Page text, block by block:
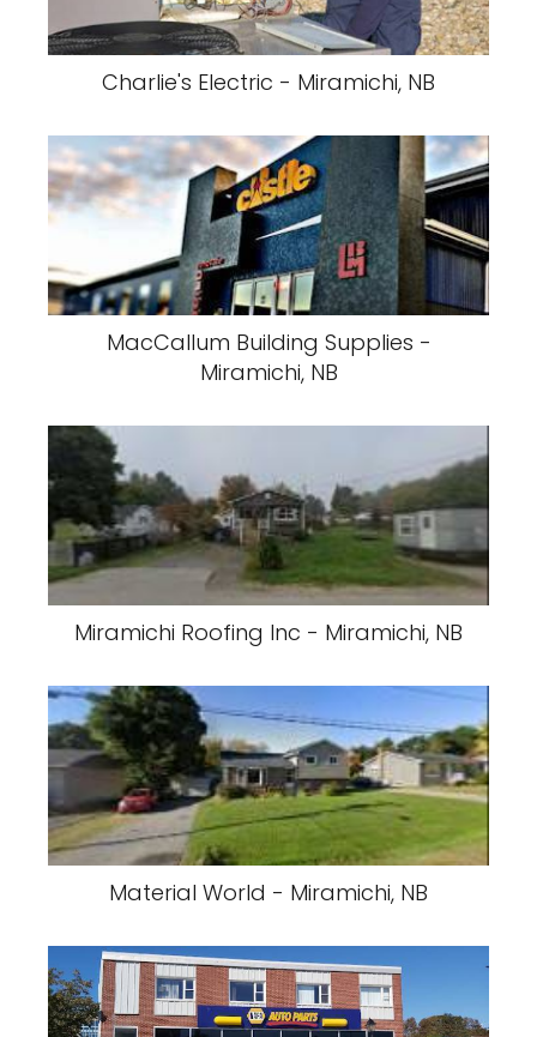
Charlie's Electric - Miramichi, NB
MacCallum Building Supplies -
Miramichi, NB
Miramichi Roofing Inc - Miramichi, NB
Material World - Miramichi, NB